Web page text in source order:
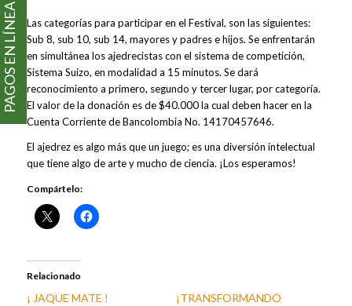
Las categorías para participar en el Festival, son las siguientes:
Sub 8, sub 10, sub 14, mayores y padres e hijos. Se enfrentarán
en simultánea los ajedrecistas con el sistema de competición,
Sistema Suizo, en modalidad a 15 minutos. Se dará
reconocimiento a primero, segundo y tercer lugar, por categoría.
El valor de la donación es de $40.000 la cual deben hacer en la
Cuenta Corriente de Bancolombia No. 14170457646.
El ajedrez es algo más que un juego; es una diversión intelectual
que tiene algo de arte y mucho de ciencia. ¡Los esperamos!
Compártelo:
Relacionado
¡ JAQUE MATE !
¡TRANSFORMANDO
PAGOS EN LÍNEA